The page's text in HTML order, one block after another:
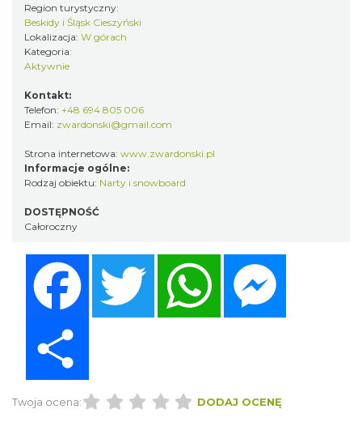
Region turystyczny:
Beskidy i Śląsk Cieszyński
Lokalizacja: W górach
Kategoria:
Aktywnie
Kontakt:
Telefon: +48 694 805 006
Email: zwardonski@gmail.com
Strona internetowa: www.zwardonski.pl
Informacje ogólne:
Rodzaj obiektu: Narty i snowboard
DOSTĘPNOŚĆ
Całoroczny
Twitter WhatsApp
Twoja ocena: DODAJ OCENĘ